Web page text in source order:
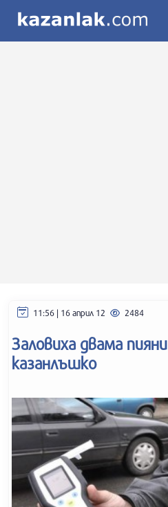
11:56 | 16 април 12 2484
Заловиха двама
казанлъшко